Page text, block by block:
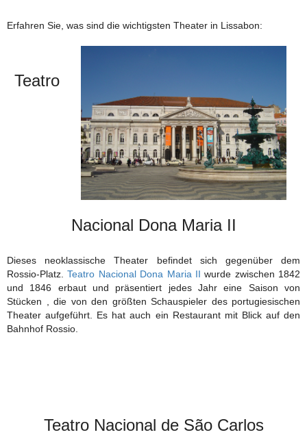
Erfahren Sie, was sind die wichtigsten Theater in Lissabon:
Teatro
Nacional Dona Maria II
Dieses neoklassische Theater befindet sich gegenüber dem
Rossio-Platz.Teatro Nacional Dona Maria II wurde zwischen 1842
und 1846 erbaut und präsentiert jedes Jahr eine Saison von
Stücken , die von den größten Schauspieler des portugiesischen
Theater aufgeführt. Es hat auch ein Restaurant mit Blick auf den
Bahnhof Rossio.
Teatro Nacional de São Carlos